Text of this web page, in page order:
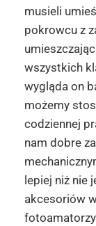
musieli
pokrowcu z
wszystkich
wygląda on
możemy
codziennej
nam dobre
lepiej niż nie
akcesoriów